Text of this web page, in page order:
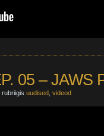
05 – JAWS
rubriigis uudised videod